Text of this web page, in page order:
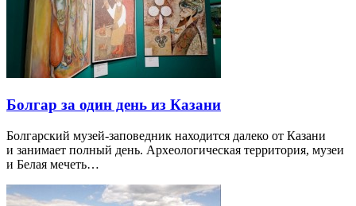
Болгар за один день из Казани
Болгарский музей-заповедник находится далеко от Казани
и занимает полный день. Археологическая территория, музеи
и Белая мечеть…